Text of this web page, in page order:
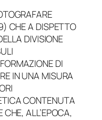
CHE A DISPETTO
DIVISIONE
DI
IN UNA MISURA
CONTENUTA
ALL’EPOCA,